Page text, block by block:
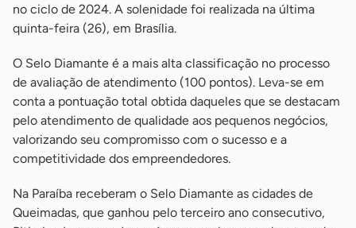
no ciclo de 2024. A solenidade foi realizada na última
quinta-feira (26), em Brasília.
O Selo Diamante é a mais alta classificação no processo
de avaliação de atendimento (100 pontos). Leva-se em
conta a pontuação total obtida daqueles que se destacam
pelo atendimento de qualidade aos pequenos negócios,
valorizando seu compromisso com o sucesso e a
competitividade dos empreendedores.
Na Paraíba receberam o Selo Diamante as cidades de
Queimadas, que ganhou pelo terceiro ano consecutivo,